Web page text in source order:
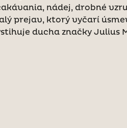
nádej, drobné
prejav, ktorý vyčarí
ducha značky Julius